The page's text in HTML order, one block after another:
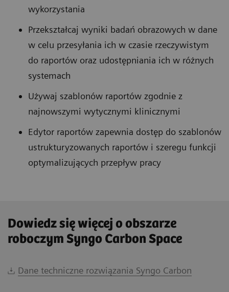
wykorzystania
Przekształcaj wyniki badań obrazowych w dane
w celu przesyłania ich w czasie rzeczywistym
do raportów oraz udostępniania ich w różnych
systemach
Używaj szablonów raportów zgodnie z
najnowszymi wytycznymi klinicznymi
Edytor raportów zapewnia dostęp do szablonów
ustrukturyzowanych raportów i szeregu funkcji
optymalizujących przepływ pracy
Dowiedz się więcej o obszarze
roboczym Syngo Carbon Space
Dane techniczne rozwiązania Syngo Carbon